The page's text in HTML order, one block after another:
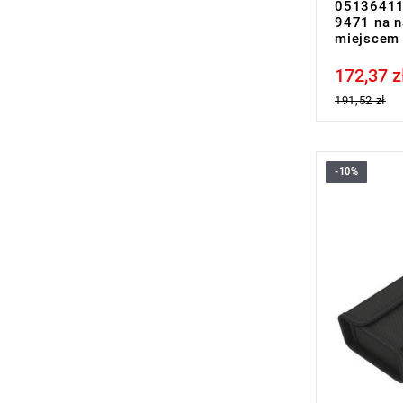
9471 na
miejscem
Price tax
172,37
191,52 zł
-10%